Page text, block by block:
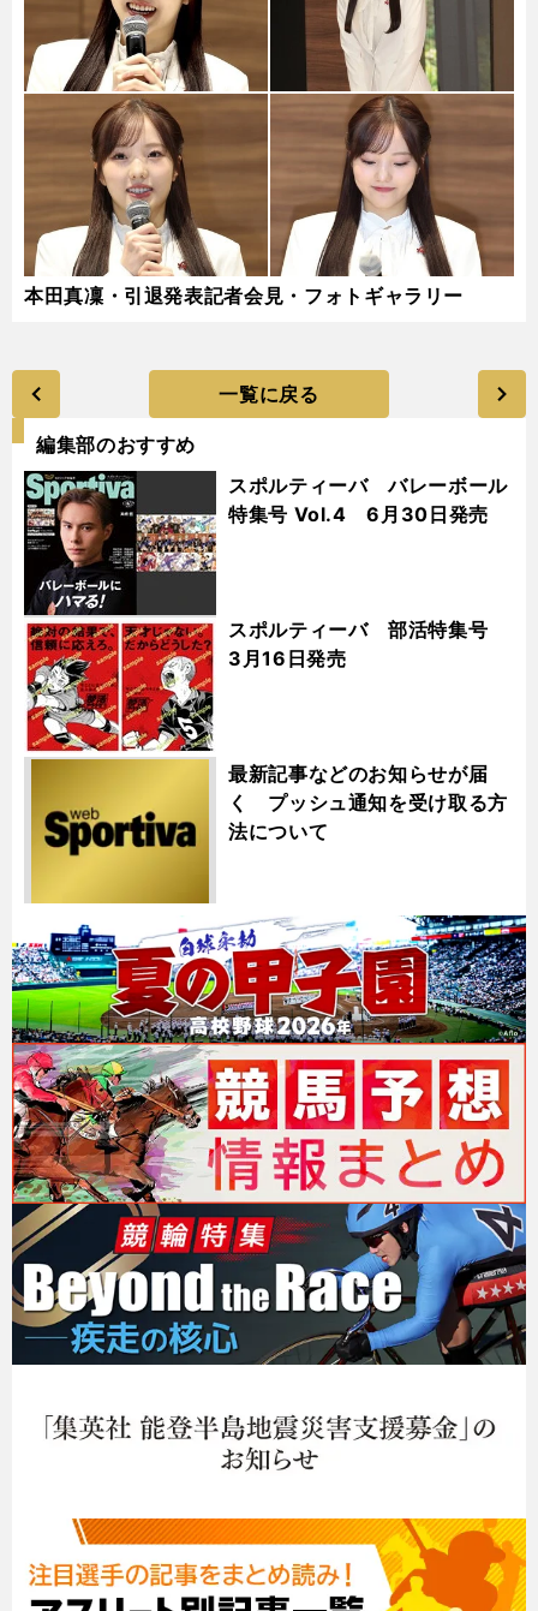
本田真凜・引退発表記者会見・フォトギャラリー
一覧に戻る
編集部のおすすめ
スポルティーバ バレーボール
特集号 Vol.4 6月30日発売
スポルティーバ 部活特集号
3月16日発売
最新記事などのお知らせが届
く プッシュ通知を受け取る方
法について